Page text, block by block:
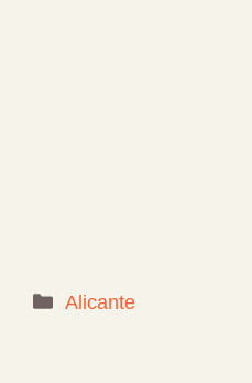
Categorías
Alicante